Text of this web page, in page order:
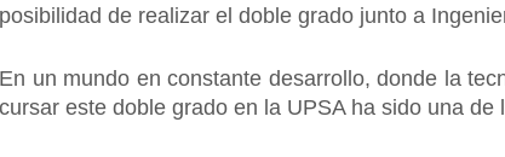
posibilidad de realizar el doble grado junto a
En un mundo en constante desarrollo, donde la
cursar este doble grado en la UPSA ha sido una